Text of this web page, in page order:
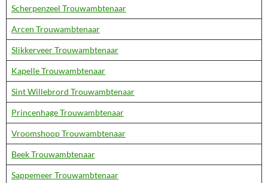
Scherpenzeel Trouwambtenaar
Arcen Trouwambtenaar
Slikkerveer Trouwambtenaar
Kapelle Trouwambtenaar
Sint Willebrord Trouwambtenaar
Princenhage Trouwambtenaar
Vroomshoop Trouwambtenaar
Beek Trouwambtenaar
Sappemeer Trouwambtenaar